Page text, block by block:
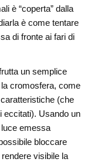
è “coperta” dalla
è come tentare
di fronte ai fari di
un semplice
cromosfera, come
(che
eccitati). Usando un
emessa
bloccare
visibile la